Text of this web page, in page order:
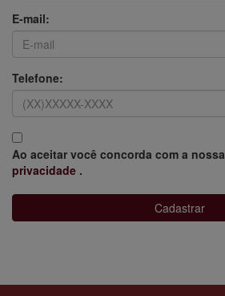
E-mail:
Telefone:
Ao aceitar você concorda com a nossa
privacidade .
Cadastrar